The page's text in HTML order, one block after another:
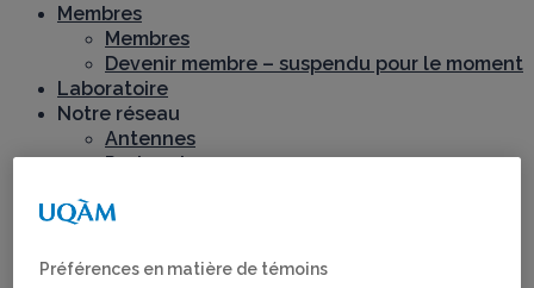
Membres
Membres
Devenir membre – suspendu pour le moment
Laboratoire
Notre réseau
Antennes
Partenaires
Axes de recherche
Féminismes décoloniaux et territoires
Préférences en matière de témoins